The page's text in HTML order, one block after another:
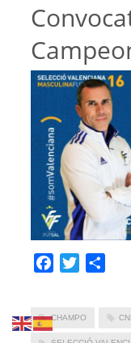
Facebook
Twitter
CHAMPO